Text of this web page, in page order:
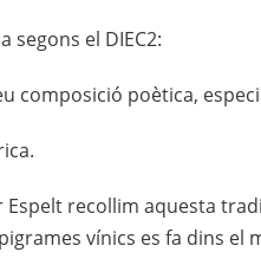
segons el DIEC2:
composició poètica,
Espelt recollim aquesta
vínics es fa dins el